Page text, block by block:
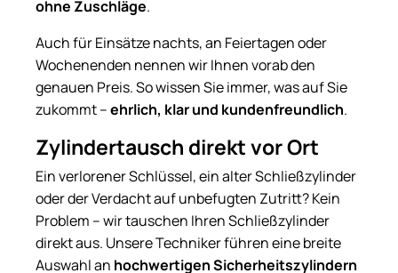
ohne Zuschläge.
Auch für Einsätze nachts, an Feiertagen oder
Wochenenden nennen wir Ihnen vorab den
genauen Preis. So wissen Sie immer, was auf Sie
zukommt –ehrlich, klar und kundenfreundlich.
Zylindertausch direkt vor Ort
Ein verlorener Schlüssel, ein alter Schließzylinder
oder der Verdacht auf unbefugten Zutritt? Kein
Problem – wir tauschen Ihren Schließzylinder
direkt aus. Unsere Techniker führen eine breite
Auswahl an hochwertigen Sicherheitszylindern